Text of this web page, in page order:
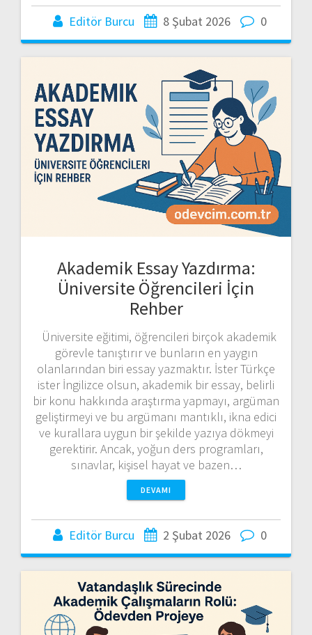
Editör Burcu 8 Şubat 2026 0
Akademik Essay Yazdırma:
Üniversite Öğrencileri İçin
Rehber
Üniversite eğitimi, öğrencileri birçok akademik
görevle tanıştırır ve bunların en yaygın
olanlarından biri essay yazmaktır. İster Türkçe
ister İngilizce olsun, akademik bir essay, belirli
bir konu hakkında araştırma yapmayı, argüman
geliştirmeyi ve bu argümanı mantıklı, ikna edici
ve kurallara uygun bir şekilde yazıya dökmeyi
gerektirir. Ancak, yoğun ders programları,
sınavlar, kişisel hayat ve bazen…
DEVAMI
Editör Burcu 2 Şubat 2026 0